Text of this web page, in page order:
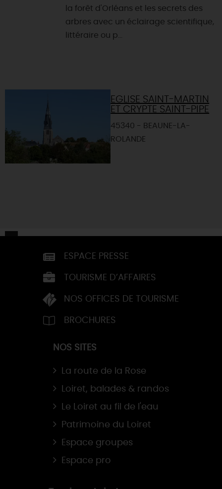
la forêt d'Orléans et les secrets des
arbres avec un éclairage scientifique,
littéraire ou p...
EGLISE SAINT-MARTIN
ET CRYPTE SAINT-PIPE
45340 - BEAUNE-LA-
ROLANDE
ESPACE PRESSE
TOURISME D’AFFAIRES
NOS OFFICES DE TOURISME
BROCHURES
NOS SITES
La route de la Rose
Loiret, balades & randos
Le Loiret au fil de l'eau
Patrimoine du Loiret
Espace groupes
Espace pro